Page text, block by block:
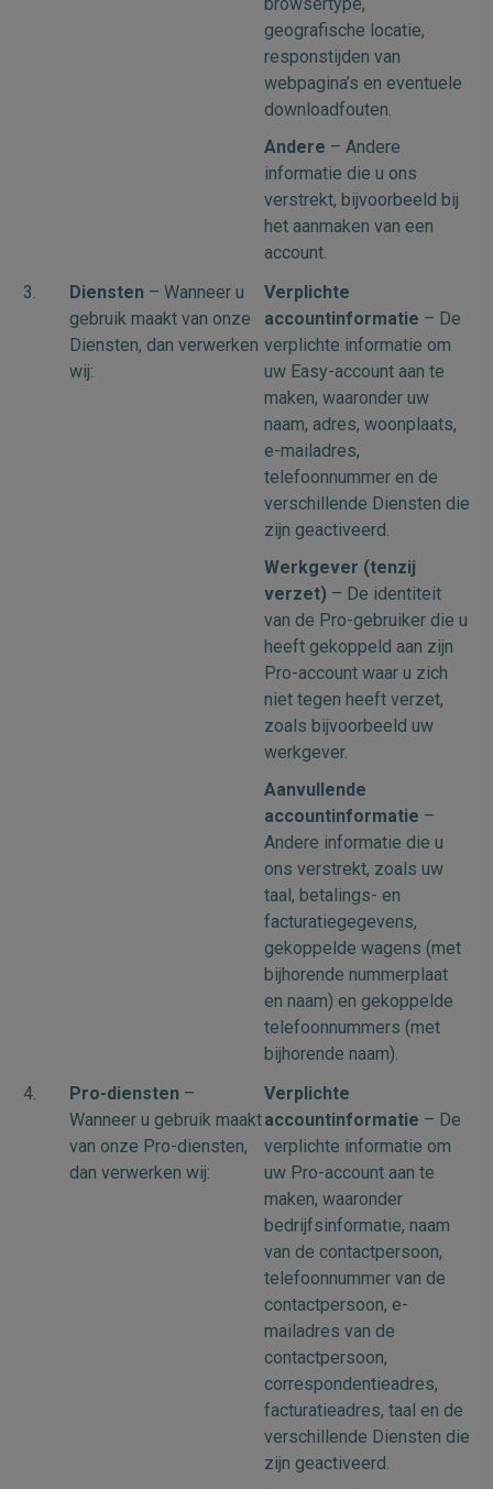
geografische locatie,
responstijden van
webpagina’s en eventuele
downloadfouten.
Andere – Andere
informatie die u ons
verstrekt, bijvoorbeeld bij
het aanmaken van een
account.
3.
Diensten – Wanneer u
gebruik maakt van onze
Diensten, dan verwerken
wij:
Verplichte
accountinformatie – De
verplichte informatie om
uw Easy-account aan te
maken, waaronder uw
naam, adres, woonplaats,
e-mailadres,
telefoonnummer en de
verschillende Diensten die
zijn geactiveerd.
Werkgever (tenzij
verzet) – De identiteit
van de Pro-gebruiker die u
heeft gekoppeld aan zijn
Pro-account waar u zich
niet tegen heeft verzet,
zoals bijvoorbeeld uw
werkgever.
Aanvullende
accountinformatie –
Andere informatie die u
ons verstrekt, zoals uw
taal, betalings- en
facturatiegegevens,
gekoppelde wagens (met
bijhorende nummerplaat
en naam) en gekoppelde
telefoonnummers (met
bijhorende naam).
4.
Pro-diensten –
Wanneer u gebruik maakt
van onze Pro-diensten,
dan verwerken wij:
Verplichte
accountinformatie – De
verplichte informatie om
uw Pro-account aan te
maken, waaronder
bedrijfsinformatie, naam
van de contactpersoon,
telefoonnummer van de
contactpersoon, e-
mailadres van de
contactpersoon,
correspondentieadres,
facturatieadres, taal en de
verschillende Diensten die
zijn geactiveerd.